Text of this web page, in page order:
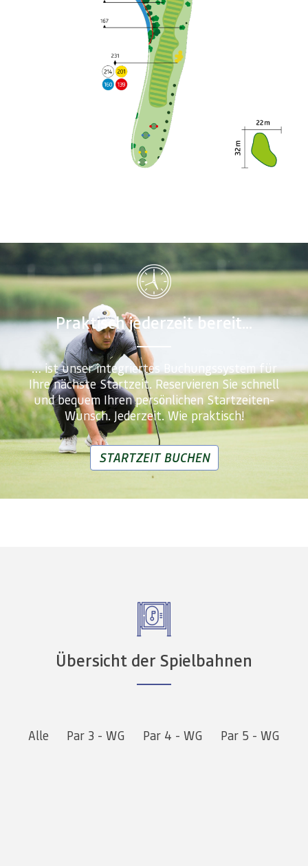
Praktisch jederzeit bereit...
… ist unser integriertes Buchungssystem für
Ihre nächste Startzeit. Reservieren Sie schnell
und bequem Ihren persönlichen Startzeiten-
Wunsch. Jederzeit. Wie praktisch!
STARTZEIT BUCHEN
Übersicht der Spielbahnen
Alle Par 3 - WG Par 4 - WG Par 5 - WG